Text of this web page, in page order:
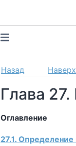
Назад
Наверх
Глава
Оглавление
27.1. Определение